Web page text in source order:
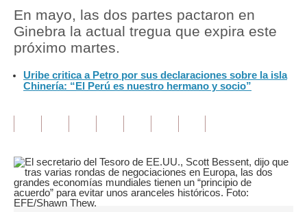
Política
Tu Dinero
Inmobiliarias
Editorial
Pregunta de hoy
En mayo, las dos partes pactaron en
Ginebra la actual tregua que expira este
próximo martes.
Uribe critica a Petro por sus declaraciones sobre la isla
Chinería: “El Perú es nuestro hermano y socio”